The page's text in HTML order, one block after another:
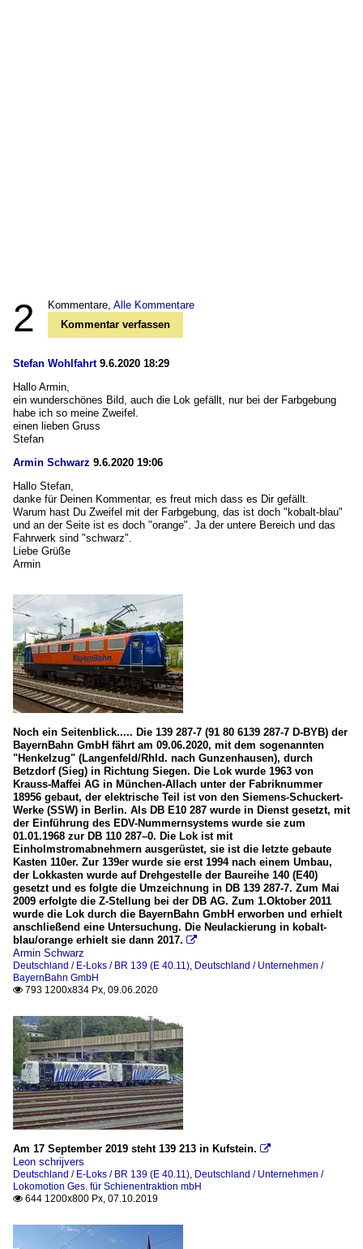
2 Kommentare, Alle Kommentare
Kommentar verfassen
Stefan Wohlfahrt9.6.2020 18:29
Hallo Armin,
ein wunderschönes Bild, auch die Lok gefällt, nur bei der Farbgebung
habe ich so meine Zweifel.
einen lieben Gruss
Stefan
Armin Schwarz 9.6.2020 19:06
Hallo Stefan,
danke für Deinen Kommentar, es freut mich dass es Dir gefällt.
Warum hast Du Zweifel mit der Farbgebung, das ist doch "kobalt-blau"
und an der Seite ist es doch "orange". Ja der untere Bereich und das
Fahrwerk sind "schwarz".
Liebe Grüße
Armin
Noch ein Seitenblick..... Die 139 287-7 (91 80 6139 287-7 D-BYB) der
BayernBahn GmbH fährt am 09.06.2020, mit dem sogenannten
"Henkelzug" (Langenfeld/Rhld. nach Gunzenhausen), durch
Betzdorf (Sieg) in Richtung Siegen. Die Lok wurde 1963 von
Krauss-Maffei AG in München-Allach unter der Fabriknummer
18956 gebaut, der elektrische Teil ist von den Siemens-Schuckert-
Werke (SSW) in Berlin. Als DB E10 287 wurde in Dienst gesetzt, mit
der Einführung des EDV-Nummernsystems wurde sie zum
01.01.1968 zur DB 110 287–0. Die Lok ist mit
Einholmstromabnehmern ausgerüstet, sie ist die letzte gebaute
Kasten 110er. Zur 139er wurde sie erst 1994 nach einem Umbau,
der Lokkasten wurde auf Drehgestelle der Baureihe 140 (E40)
gesetzt und es folgte die Umzeichnung in DB 139 287-7. Zum Mai
2009 erfolgte die Z-Stellung bei der DB AG. Zum 1.Oktober 2011
wurde die Lok durch die BayernBahn GmbH erworben und erhielt
anschließend eine Untersuchung. Die Neulackierung in kobalt-
blau/orange erhielt sie dann 2017. 
Armin Schwarz
Deutschland / E-Loks / BR 139 (E 40.11) Deutschland / Unternehmen /
BayernBahn GmbH
 793 1200x834 Px, 09.06.2020
Am 17 September 2019 steht 139 213 in Kufstein. 
Leon schrijvers
Deutschland / E-Loks / BR 139 (E 40.11) Deutschland / Unternehmen /
Lokomotion Ges. für Schienentraktion mbH
 644 1200x800 Px, 07.10.2019